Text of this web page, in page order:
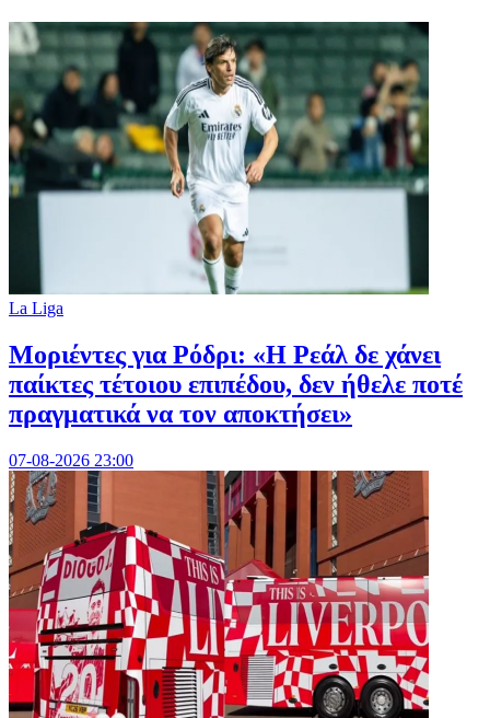
La Liga
Μοριέντες για Ρόδρι: «Η Ρεάλ δε χάνει
παίκτες τέτοιου επιπέδου, δεν ήθελε ποτέ
πραγματικά να τον αποκτήσει»
07-08-2026 23:00